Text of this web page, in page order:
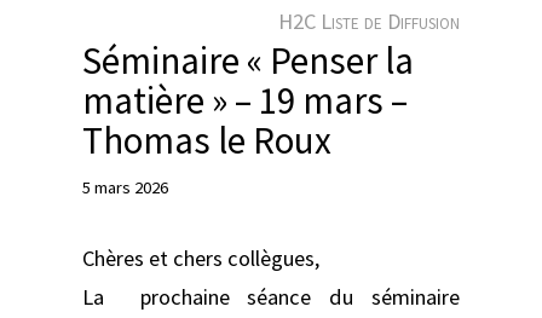
r
H2C Liste de Diffusion
Séminaire « Penser la
matière » – 19 mars –
Thomas le Roux
5 mars 2026
Chères et chers collègues,
La prochaine séance du séminaire